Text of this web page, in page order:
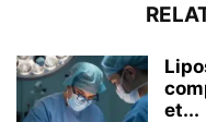
et...